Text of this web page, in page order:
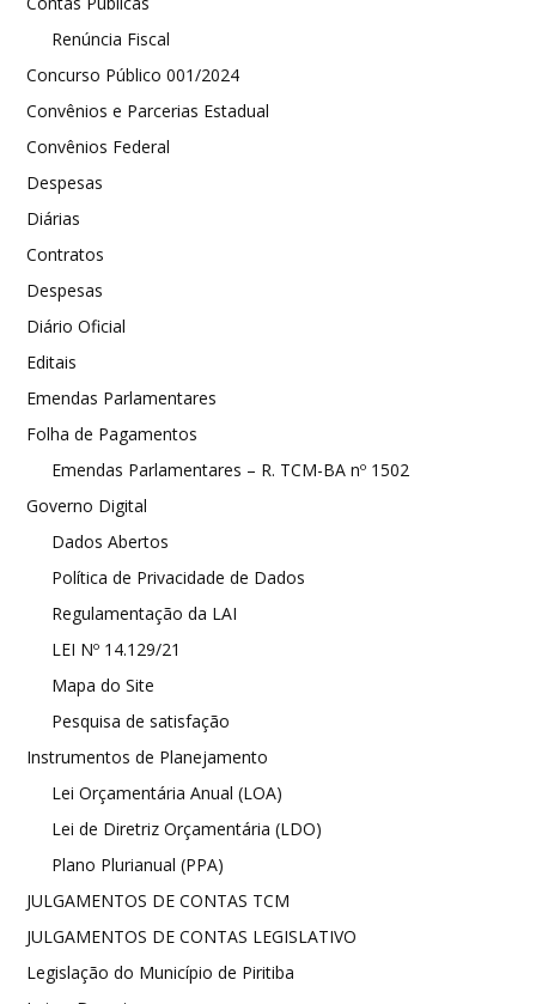
Renúncia Fiscal
Concurso Público 001/2024
Convênios e Parcerias Estadual
Convênios Federal
Despesas
Diárias
Contratos
Despesas
Diário Oficial
Editais
Emendas Parlamentares
Folha de Pagamentos
Emendas Parlamentares – R. TCM-BA nº 1502
Governo Digital
Dados Abertos
Política de Privacidade de Dados
Regulamentação da LAI
LEI Nº 14.129/21
Mapa do Site
Pesquisa de satisfação
Instrumentos de Planejamento
Lei Orçamentária Anual (LOA)
Lei de Diretriz Orçamentária (LDO)
Plano Plurianual (PPA)
JULGAMENTOS DE CONTAS TCM
JULGAMENTOS DE CONTAS LEGISLATIVO
Legislação do Município de Piritiba